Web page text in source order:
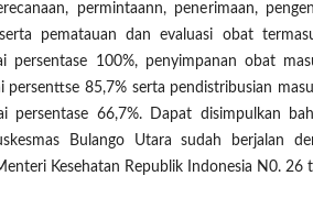
permintaann, penerimaan,
pematauan dan evaluasi obat
persentase 100%, penyimpanan obat
persenttse 85,7% serta pendistribusian
persentase 66,7%. Dapat disimpulkan
Bulango Utara sudah berjalan
Kesehatan Republik Indonesia N0. 26